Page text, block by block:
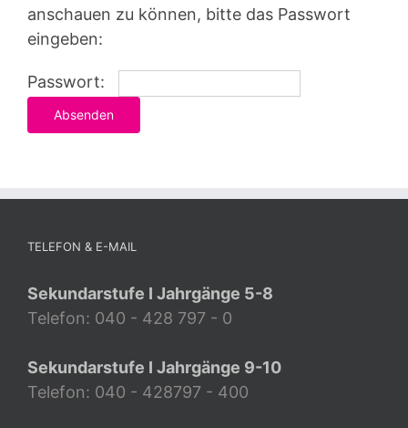
anschauen zu können, bitte das Passwort
eingeben:
Passwort:
TELEFON & E-MAIL
Sekundarstufe I Jahrgänge 5-8
Telefon: 040 - 428 797 - 0
Sekundarstufe I Jahrgänge 9-10
Telefon: 040 - 428797 - 400